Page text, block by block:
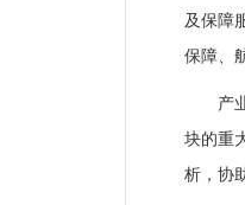
及保障
保障、
产
块的重
析，协